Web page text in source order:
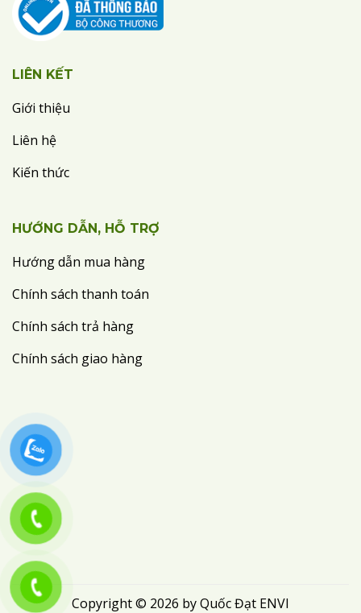
LIÊN KẾT
Giới thiệu
Liên hệ
Kiến thức
HƯỚNG DẪN, HỖ TRỢ
Hướng dẫn mua hàng
Chính sách thanh toán
Chính sách trả hàng
Chính sách giao hàng
Copyright © 2026 by Quốc Đạt ENVI